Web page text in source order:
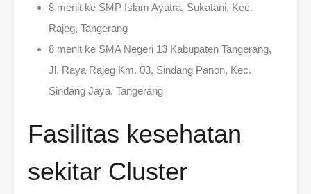
8 menit ke SMP Islam Ayatra, Sukatani, Kec.
Rajeg, Tangerang
8 menit ke SMA Negeri 13 Kabupaten Tangerang,
Jl. Raya Rajeg Km. 03, Sindang Panon, Kec.
Sindang Jaya, Tangerang
Fasilitas kesehatan
sekitar Cluster